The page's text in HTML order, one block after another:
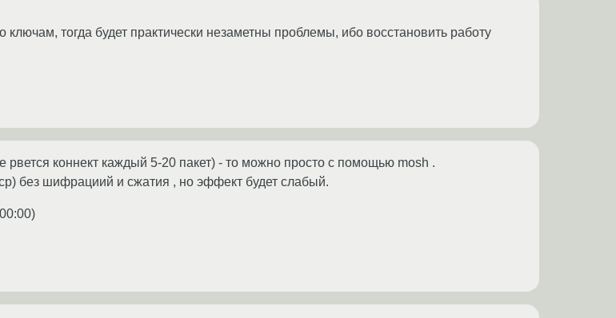
тогда будет практически незаметны проблемы, ибо восстановить работу
рвется коннект каждый 5-20 пакет) - то можно просто с помощью mosh .
без шифрациий и сжатия , но эффект будет слабый.
)